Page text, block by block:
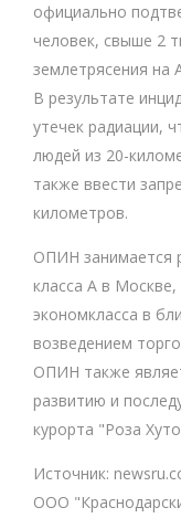
официально
человек, свыше 2
землетрясения на
В результате
утечек радиации,
людей из 20-
также ввести
километров.
ОПИН занимается
класса А в
экономкласса в
возведением
ОПИН также
развитию и
курорта "Роза
Источник:
ООО